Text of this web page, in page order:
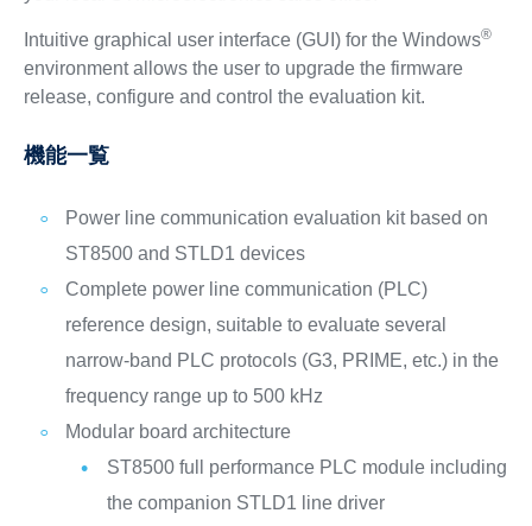
Intuitive graphical user interface (GUI) for the Windows®
environment allows the user to upgrade the firmware
release, configure and control the evaluation kit.
機能一覧
Power line communication evaluation kit based on
ST8500 and STLD1 devices
Complete power line communication (PLC)
reference design, suitable to evaluate several
narrow-band PLC protocols (G3, PRIME, etc.) in the
frequency range up to 500 kHz
Modular board architecture
ST8500 full performance PLC module including
the companion STLD1 line driver